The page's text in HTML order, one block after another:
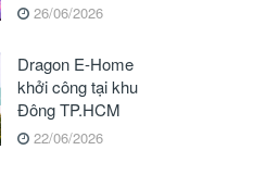
26/06/2026
Dragon E-Home
khởi công tại khu
Đông TP.HCM
22/06/2026